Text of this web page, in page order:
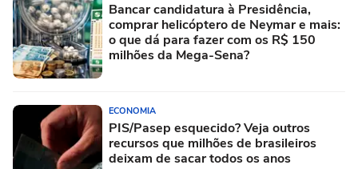
Bancar candidatura à Presidência,
comprar helicóptero de Neymar e mais:
o que dá para fazer com os R$ 150
milhões da Mega-Sena?
ECONOMIA
PIS/Pasep esquecido? Veja outros
recursos que milhões de brasileiros
deixam de sacar todos os anos